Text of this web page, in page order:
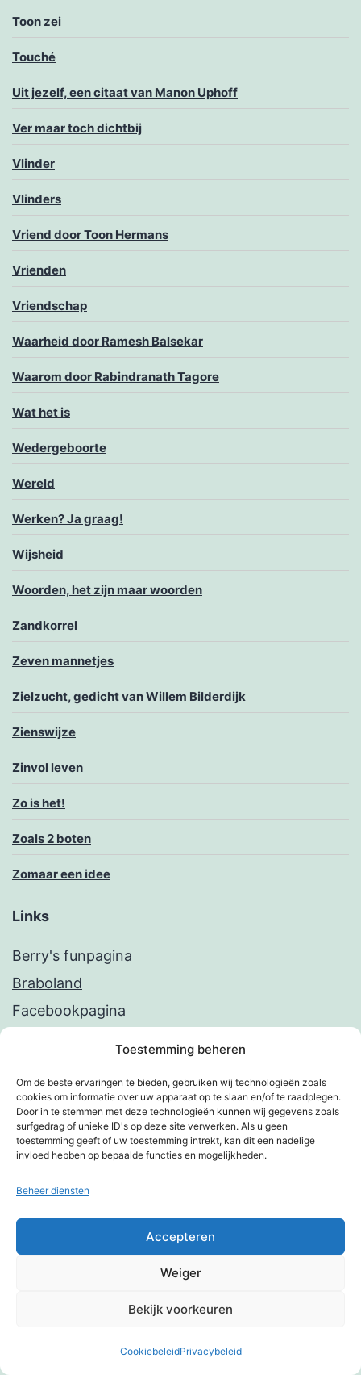
Toestemming beheren
Om de beste ervaringen te bieden, gebruiken wij technologieën zoals
cookies om informatie over uw apparaat op te slaan en/of te raadplegen.
Door in te stemmen met deze technologieën kunnen wij gegevens zoals
surfgedrag of unieke ID's op deze site verwerken. Als u geen
toestemming geeft of uw toestemming intrekt, kan dit een nadelige
invloed hebben op bepaalde functies en mogelijkheden.
Beheer diensten
Accepteren
Weiger
Bekijk voorkeuren
CookiebeleidPrivacybeleid
Toon zei
Touché
Uit jezelf, een citaat van Manon Uphoff
Ver maar toch dichtbij
Vlinder
Vlinders
Vriend door Toon Hermans
Vrienden
Vriendschap
Waarheid door Ramesh Balsekar
Waarom door Rabindranath Tagore
Wat het is
Wedergeboorte
Wereld
Werken? Ja graag!
Wijsheid
Woorden, het zijn maar woorden
Zandkorrel
Zeven mannetjes
Zielzucht, gedicht van Willem Bilderdijk
Zienswijze
Zinvol leven
Zo is het!
Zoals 2 boten
Zomaar een idee
Links
Berry's funpagina
Braboland
Facebookpagina
Toegankelijk Tilburg
Zoeken
Berichten per rubriek Donkere modus: